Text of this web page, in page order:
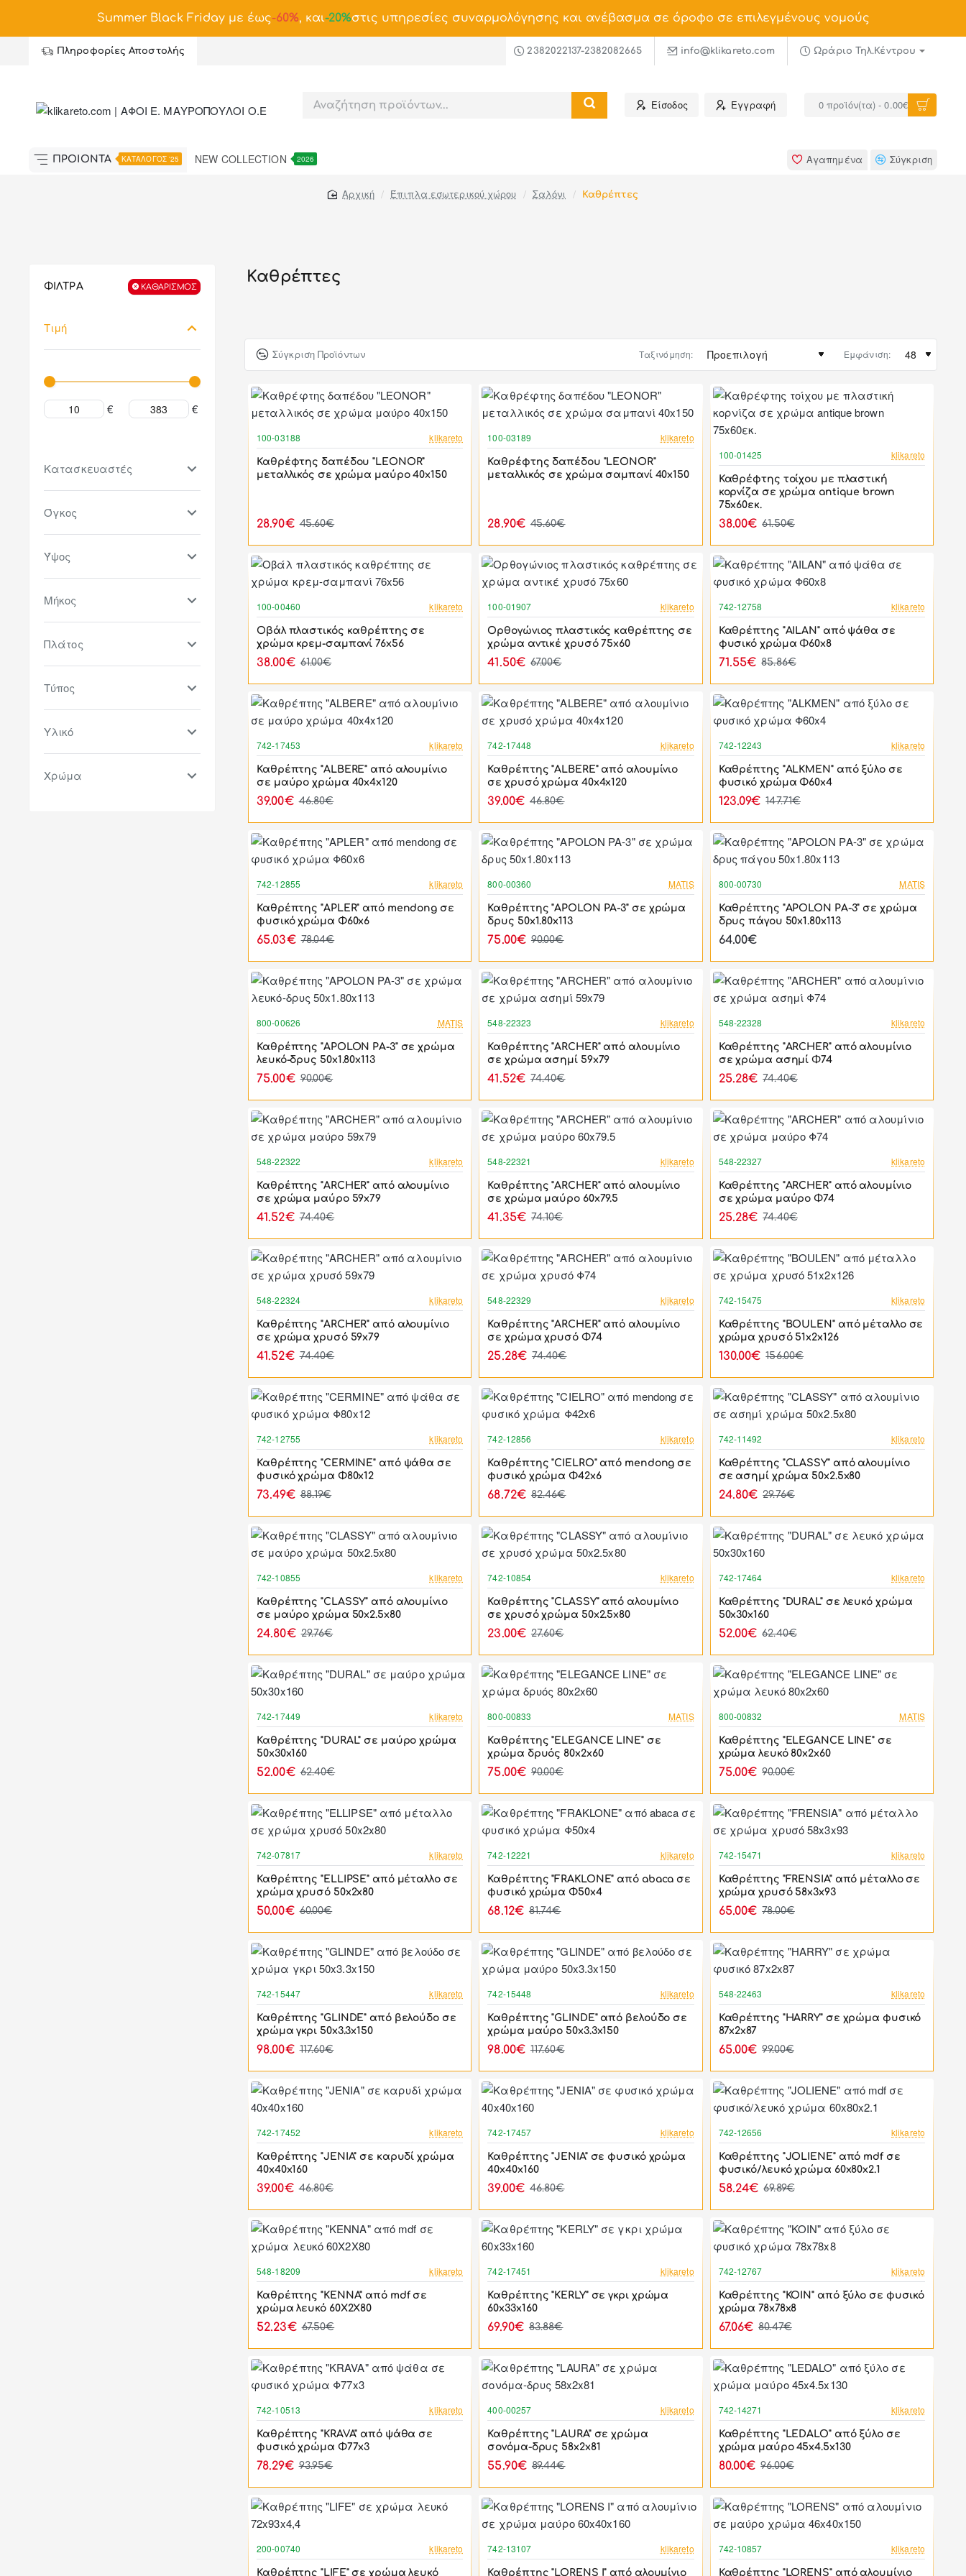
Summer Black Friday με έως-60%, και-20%στις υπηρεσίες συναρμολόγησης και ανέβασμα σε όροφο σε επιλεγμένους νομούς
Πληροφορίες Αποστολής 2382022137-2382082665 info@klikareto.com Ωράριο Τηλ.Κέντρου
Είσοδος Εγγραφή 0 προϊόν(τα) - 0.00€
ΠΡΟΪΟΝΤΑ ΚΑΤΑΛΟΓΟΣ '25 NEW COLLECTION 2026 Αγαπημένα Σύγκριση
home
Έπιπλα εσωτερικού χώρου Σαλόνι Καθρέπτες
ΦΙΛΤΡΑ ΚΑΘΑΡΙΣΜΌΣ
Τιμή
€ €
Κατασκευαστές
Όγκος
Ύψος
Μήκος
Πλάτος
Τύπος
Υλικό
Χρώμα
Καθρέπτες
Σύγκριση Προϊόντων Ταξινόμηση: Εμφάνιση:
100-03188 klikareto
Καθρέφτης δαπέδου "LEONOR"
μεταλλικός σε χρώμα μαύρο 40x150
28.90€ 45.60€
100-03189 klikareto
Καθρέφτης δαπέδου "LEONOR"
μεταλλικός σε χρώμα σαμπανί 40x150
28.90€ 45.60€
100-01425 klikareto
Καθρέφτης τοίχου με πλαστική
κορνίζα σε χρώμα antique brown
75x60εκ.
38.00€ 61.50€
100-00460 klikareto
Οβάλ πλαστικός καθρέπτης σε
χρώμα κρεμ-σαμπανί 76x56
38.00€ 61.00€
100-01907 klikareto
Ορθογώνιος πλαστικός καθρέπτης σε
χρώμα αντικέ χρυσό 75x60
41.50€ 67.00€
742-12758 klikareto
Καθρέπτης "AILAN" από ψάθα σε
φυσικό χρώμα Φ60x8
71.55€ 85.86€
742-17453 klikareto
Καθρέπτης "ALBERE" από αλουμίνιο
σε μαύρο χρώμα 40x4x120
39.00€ 46.80€
742-17448 klikareto
Καθρέπτης "ALBERE" από αλουμίνιο
σε χρυσό χρώμα 40x4x120
39.00€ 46.80€
742-12243 klikareto
Καθρέπτης "ALKMEN" από ξύλο σε
φυσικό χρώμα Φ60x4
123.09€ 147.71€
742-12855 klikareto
Καθρέπτης "APLER" από mendong σε
φυσικό χρώμα Φ60x6
65.03€ 78.04€
800-00360 MATIS
Καθρέπτης "APOLON PA-3" σε χρώμα
δρυς 50x1.80x113
75.00€ 90.00€
800-00730 MATIS
Καθρέπτης "APOLON PA-3" σε χρώμα
δρυς πάγου 50x1.80x113
64.00€
800-00626 MATIS
Καθρέπτης "APOLON PA-3" σε χρώμα
λευκό-δρυς 50x1.80x113
75.00€ 90.00€
548-22323 klikareto
Καθρέπτης "ARCHER" από αλουμίνιο
σε χρώμα ασημί 59x79
41.52€ 74.40€
548-22328 klikareto
Καθρέπτης "ARCHER" από αλουμίνιο
σε χρώμα ασημί Φ74
25.28€ 74.40€
548-22322 klikareto
Καθρέπτης "ARCHER" από αλουμίνιο
σε χρώμα μαύρο 59x79
41.52€ 74.40€
548-22321 klikareto
Καθρέπτης "ARCHER" από αλουμίνιο
σε χρώμα μαύρο 60x79.5
41.35€ 74.10€
548-22327 klikareto
Καθρέπτης "ARCHER" από αλουμίνιο
σε χρώμα μαύρο Φ74
25.28€ 74.40€
548-22324 klikareto
Καθρέπτης "ARCHER" από αλουμίνιο
σε χρώμα χρυσό 59x79
41.52€ 74.40€
548-22329 klikareto
Καθρέπτης "ARCHER" από αλουμίνιο
σε χρώμα χρυσό Φ74
25.28€ 74.40€
742-15475 klikareto
Καθρέπτης "BOULEN" από μέταλλο σε
χρώμα χρυσό 51x2x126
130.00€ 156.00€
742-12755 klikareto
Καθρέπτης "CERMINE" από ψάθα σε
φυσικό χρώμα Φ80x12
73.49€ 88.19€
742-12856 klikareto
Καθρέπτης "CIELRO" από mendong σε
φυσικό χρώμα Φ42x6
68.72€ 82.46€
742-11492 klikareto
Καθρέπτης "CLASSY" από αλουμίνιο
σε ασημί χρώμα 50x2.5x80
24.80€ 29.76€
742-10855 klikareto
Καθρέπτης "CLASSY" από αλουμίνιο
σε μαύρο χρώμα 50x2.5x80
24.80€ 29.76€
742-10854 klikareto
Καθρέπτης "CLASSY" από αλουμίνιο
σε χρυσό χρώμα 50x2.5x80
23.00€ 27.60€
742-17464 klikareto
Καθρέπτης "DURAL" σε λευκό χρώμα
50x30x160
52.00€ 62.40€
742-17449 klikareto
Καθρέπτης "DURAL" σε μαύρο χρώμα
50x30x160
52.00€ 62.40€
800-00833 MATIS
Καθρέπτης "ELEGANCE LINE" σε
χρώμα δρυός 80x2x60
75.00€ 90.00€
800-00832 MATIS
Καθρέπτης "ELEGANCE LINE" σε
χρώμα λευκό 80x2x60
75.00€ 90.00€
742-07817 klikareto
Καθρέπτης "ELLIPSE" από μέταλλο σε
χρώμα χρυσό 50x2x80
50.00€ 60.00€
742-12221 klikareto
Καθρέπτης "FRAKLONE" από abaca σε
φυσικό χρώμα Φ50x4
68.12€ 81.74€
742-15471 klikareto
Καθρέπτης "FRENSIA" από μέταλλο σε
χρώμα χρυσό 58x3x93
65.00€ 78.00€
742-15447 klikareto
Καθρέπτης "GLINDE" από βελούδο σε
χρώμα γκρι 50x3.3x150
98.00€ 117.60€
742-15448 klikareto
Καθρέπτης "GLINDE" από βελούδο σε
χρώμα μαύρο 50x3.3x150
98.00€ 117.60€
548-22463 klikareto
Καθρέπτης "HARRY" σε χρώμα φυσικό
87x2x87
65.00€ 99.00€
742-17452 klikareto
Καθρέπτης "JENIA" σε καρυδί χρώμα
40x40x160
39.00€ 46.80€
742-17457 klikareto
Καθρέπτης "JENIA" σε φυσικό χρώμα
40x40x160
39.00€ 46.80€
742-12656 klikareto
Καθρέπτης "JOLIENE" από mdf σε
φυσικό/λευκό χρώμα 60x80x2.1
58.24€ 69.89€
548-18209 klikareto
Καθρέπτης "KENNA" από mdf σε
χρώμα λευκό 60Χ2Χ80
52.23€ 67.50€
742-17451 klikareto
Καθρέπτης "KERLY" σε γκρι χρώμα
60x33x160
69.90€ 83.88€
742-12767 klikareto
Καθρέπτης "KOIN" από ξύλο σε φυσικό
χρώμα 78x78x8
67.06€ 80.47€
742-10513 klikareto
Καθρέπτης "KRAVA" από ψάθα σε
φυσικό χρώμα Φ77x3
78.29€ 93.95€
400-00257 klikareto
Καθρέπτης "LAURA" σε χρώμα
σονόμα-δρυς 58x2x81
55.90€ 89.44€
742-14271 klikareto
Καθρέπτης "LEDALO" από ξύλο σε
χρώμα μαύρο 45x4.5x130
80.00€ 96.00€
200-00740 klikareto
Καθρέπτης "LIFE" σε χρώμα λευκό
742-13107 klikareto
Καθρέπτης "LORENS I" από αλουμίνιο
742-10857 klikareto
Καθρέπτης "LORENS" από αλουμίνιο